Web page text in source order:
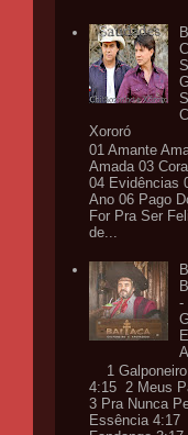
Xororó
01 Amante
Amada 03
04 Evidências
Ano 06 Pago
For Pra Ser
de...
-
E
1 Galponeiro
4:15 2 Meus
3 Pra Nunca
Essência 4:17